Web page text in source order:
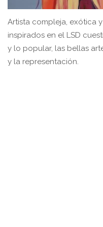
Artista compleja, exótica
inspirados en el LSD
y lo popular, las bellas
y la representación.